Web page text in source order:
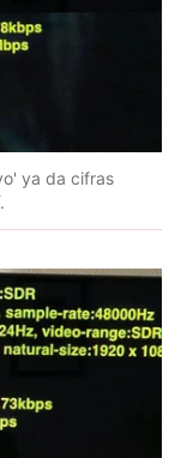
ya da cifras